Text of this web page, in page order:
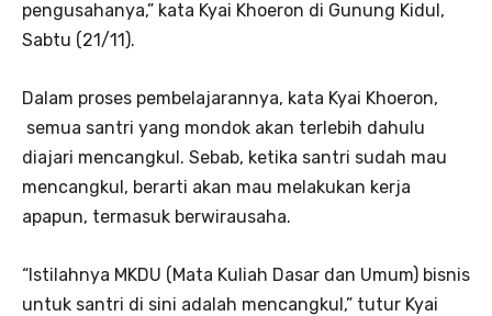
pengusahanya,” kata Kyai Khoeron di Gunung Kidul,
Sabtu (21/11).
Dalam proses pembelajarannya, kata Kyai Khoeron,
semua santri yang mondok akan terlebih dahulu
diajari mencangkul. Sebab, ketika santri sudah mau
mencangkul, berarti akan mau melakukan kerja
apapun, termasuk berwirausaha.
“Istilahnya MKDU (Mata Kuliah Dasar dan Umum) bisnis
untuk santri di sini adalah mencangkul,” tutur Kyai